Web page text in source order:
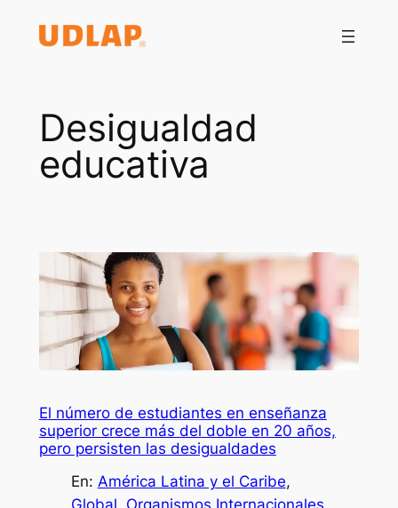
Desigualdad
educativa
El número de estudiantes en enseñanza
superior crece más del doble en 20 años,
pero persisten las desigualdades
En: América Latina y el Caribe